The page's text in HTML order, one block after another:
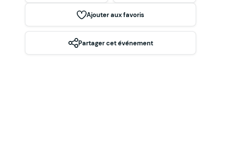
Ajouter aux favoris
Partager cet événement